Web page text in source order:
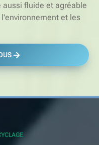
fluide et agréable
et les